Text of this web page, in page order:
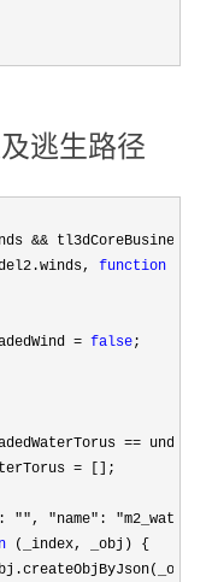
逃生路径
&&
function
= false;
==
= [];
"", "name":
(_index, _obj) {